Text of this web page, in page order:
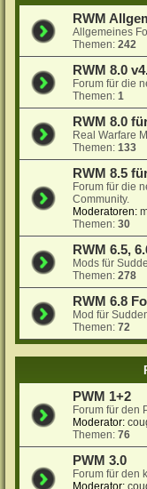
RWM
Allgemeines
Themen:242
RWM 8.0
Forum für die
Themen:1
RWM 8.0
Real Warfare
Themen:133
RWM 8.5
Forum für die
Community.
Moderatoren:
Themen:30
RWM 6.5,
Mods für
Themen:278
RWM 6.8
Mod für
Themen:72
PWM 1+2
Forum für den
Moderator:
Themen:76
PWM 3.0
Forum für den
Moderator: